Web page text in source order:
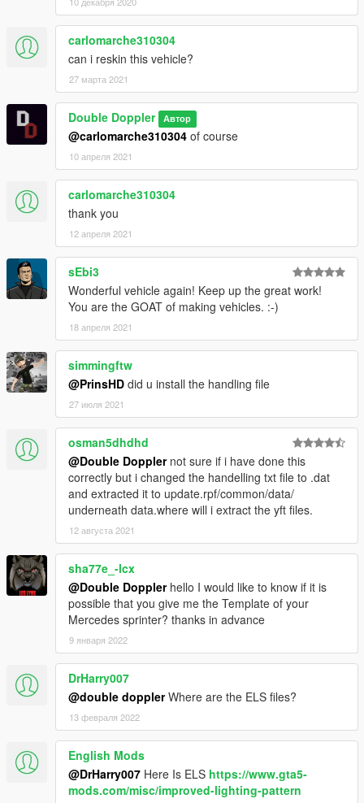
carlomarche310304
can i reskin this vehicle?
27 марта 2021
Double Doppler Автор
@carlomarche310304 of course
10 апреля 2021
carlomarche310304
thank you
12 апреля 2021
sEbi3
Wonderful vehicle again! Keep up the great work!
You are the GOAT of making vehicles. :-)
18 апреля 2021
simmingftw
@PrinsHD did u install the handling file
27 июля 2021
osman5dhdhd
@Double Dopplernot sure if i have done this
correctly but i changed the handelling txt file to .dat
and extracted it to update.rpf/common/data/
underneath data.where will i extract the yft files.
12 августа 2021
sha77e_-lcx
@Double Dopplerhello I would like to know if it is
possible that you give me the Template of your
Mercedes sprinter? thanks in advance
9 января 2022
DrHarry007
@double dopplerWhere are the ELS files?
13 февраля 2022
English Mods
@DrHarry007 Here Is ELS https://www.gta5-
mods.com/misc/improved-lighting-pattern